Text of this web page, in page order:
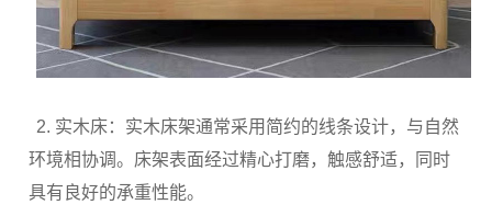
2. 实木床：实木床架通常采用简约的线条设计，与自然
环境相协调。床架表面经过精心打磨，触感舒适，同时
具有良好的承重性能。